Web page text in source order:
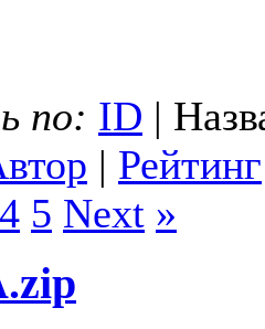
по: ID |
| Рейтинг
4 5 Next »